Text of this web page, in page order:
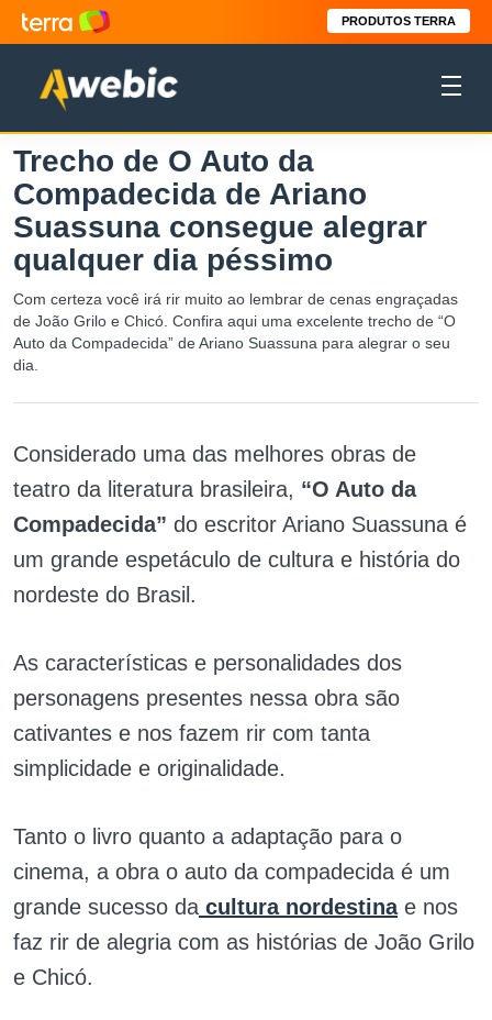
PRODUTOS TERRA
Trecho de O Auto da
Compadecida de Ariano
Suassuna consegue alegrar
qualquer dia péssimo
Com certeza você irá rir muito ao lembrar de cenas engraçadas
de João Grilo e Chicó. Confira aqui uma excelente trecho de “O
Auto da Compadecida” de Ariano Suassuna para alegrar o seu
dia.
Considerado uma das melhores obras de
teatro da literatura brasileira, “O Auto da
Compadecida” do escritor Ariano Suassuna é
um grande espetáculo de cultura e história do
nordeste do Brasil.
As características e personalidades dos
personagens presentes nessa obra são
cativantes e nos fazem rir com tanta
simplicidade e originalidade.
Tanto o livro quanto a adaptação para o
cinema, a obra o auto da compadecida é um
grande sucesso da cultura nordestinae nos
faz rir de alegria com as histórias de João Grilo
e Chicó.